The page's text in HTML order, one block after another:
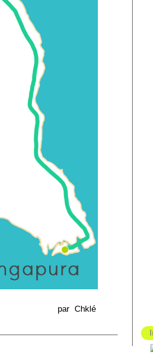
par Chklé